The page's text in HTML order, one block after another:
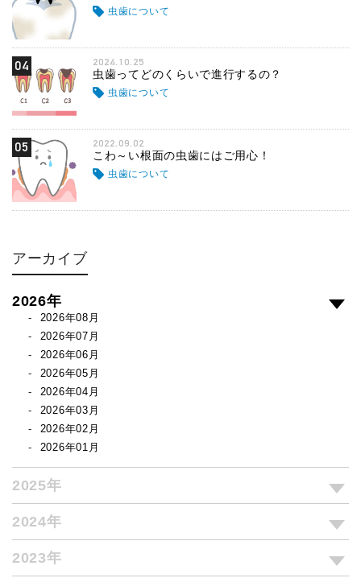
虫歯について
04 2024.10.25
虫歯ってどのくらいで進行するの？
虫歯について
05 2022.09.02
こわ～い根面の虫歯にはご用心！
虫歯について
アーカイブ
2026年
2026年08月
2026年07月
2026年06月
2026年05月
2026年04月
2026年03月
2026年02月
2026年01月
2025年
2024年
2023年